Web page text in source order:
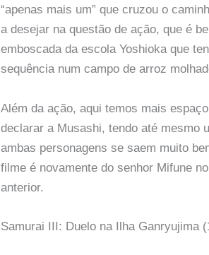
“apenas mais um” que cruzou o
a desejar na questão de ação, que é
emboscada da escola Yoshioka que
sequência num campo de arroz
Além da ação, aqui temos mais
declarar a Musashi, tendo até mesmo
ambas personagens se saem muito
filme é novamente do senhor Mifune
anterior.
Samurai III: Duelo na Ilha Ganryujima